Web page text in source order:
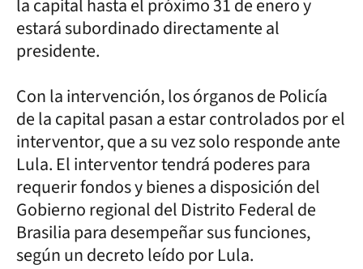
la capital hasta el próximo 31 de enero y
estará subordinado directamente al
presidente.
Con la intervención, los órganos de Policía
de la capital pasan a estar controlados por el
interventor, que a su vez solo responde ante
Lula. El interventor tendrá poderes para
requerir fondos y bienes a disposición del
Gobierno regional del Distrito Federal de
Brasilia para desempeñar sus funciones,
según un decreto leído por Lula.